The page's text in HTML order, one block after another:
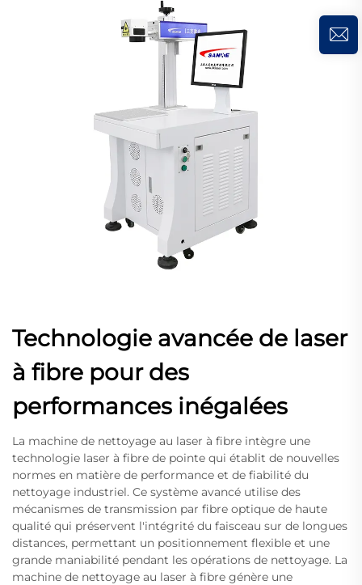
Technologie avancée de laser
à fibre pour des
performances inégalées
La machine de nettoyage au laser à fibre intègre une
technologie laser à fibre de pointe qui établit de nouvelles
normes en matière de performance et de fiabilité du
nettoyage industriel. Ce système avancé utilise des
mécanismes de transmission par fibre optique de haute
qualité qui préservent l'intégrité du faisceau sur de longues
distances, permettant un positionnement flexible et une
grande maniabilité pendant les opérations de nettoyage. La
machine de nettoyage au laser à fibre génère une